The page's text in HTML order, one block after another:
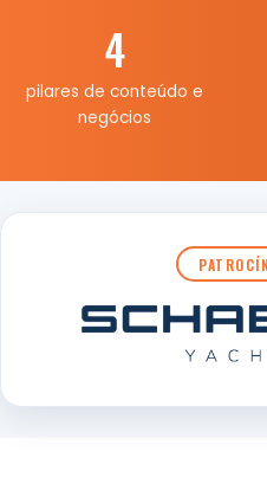
4
pilares de conteúdo e
negócios